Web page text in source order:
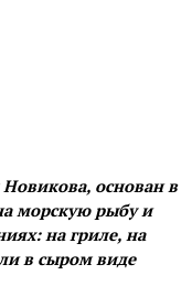
основан в
морскую рыбу и
на гриле, на
в сыром виде